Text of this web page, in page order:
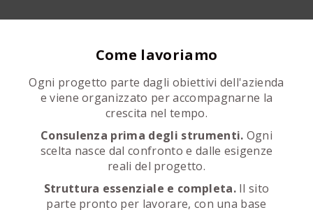
Come lavoriamo
Ogni progetto parte dagli obiettivi dell'azienda
e viene organizzato per accompagnarne la
crescita nel tempo.
Consulenza prima degli strumenti. Ogni
scelta nasce dal confronto e dalle esigenze
reali del progetto.
Struttura essenziale e completa.Il sito
parte pronto per lavorare, con una base